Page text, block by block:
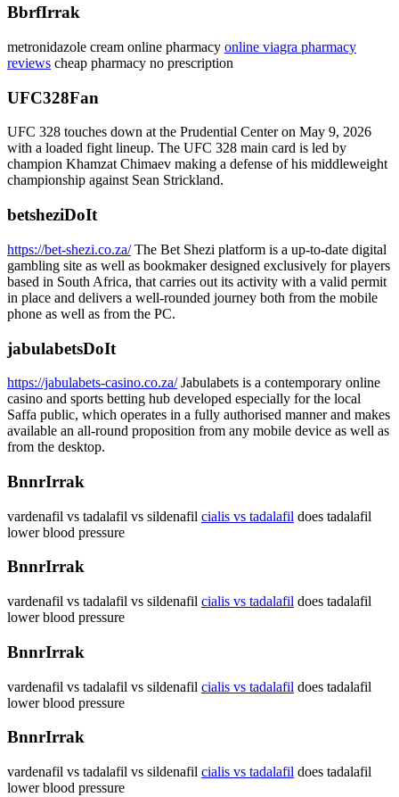
BbrfIrrak
metronidazole cream online pharmacy online viagra pharmacy
reviews cheap pharmacy no prescription
UFC328Fan
UFC 328 touches down at the Prudential Center on May 9, 2026
with a loaded fight lineup. The UFC 328 main card is led by
champion Khamzat Chimaev making a defense of his middleweight
championship against Sean Strickland.
betsheziDoIt
https://bet-shezi.co.za/The Bet Shezi platform is a up-to-date digital
gambling site as well as bookmaker designed exclusively for players
based in South Africa, that carries out its activity with a valid permit
in place and delivers a well-rounded journey both from the mobile
phone as well as from the PC.
jabulabetsDoIt
https://jabulabets-casino.co.za/Jabulabets is a contemporary online
casino and sports betting hub developed especially for the local
Saffa public, which operates in a fully authorised manner and makes
available an all-round proposition from any mobile device as well as
from the desktop.
BnnrIrrak
vardenafil vs tadalafil vs sildenafil cialis vs tadalafil does tadalafil
lower blood pressure
BnnrIrrak
vardenafil vs tadalafil vs sildenafil cialis vs tadalafil does tadalafil
lower blood pressure
BnnrIrrak
vardenafil vs tadalafil vs sildenafil cialis vs tadalafil does tadalafil
lower blood pressure
BnnrIrrak
vardenafil vs tadalafil vs sildenafil cialis vs tadalafil does tadalafil
lower blood pressure